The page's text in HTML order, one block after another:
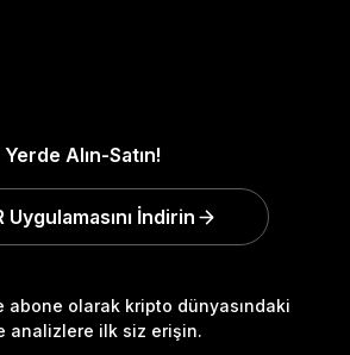
abone olarak kripto dünyasındaki
analizlere ilk siz erişin.
Alın-Satın!
Uygulamasını İndirin